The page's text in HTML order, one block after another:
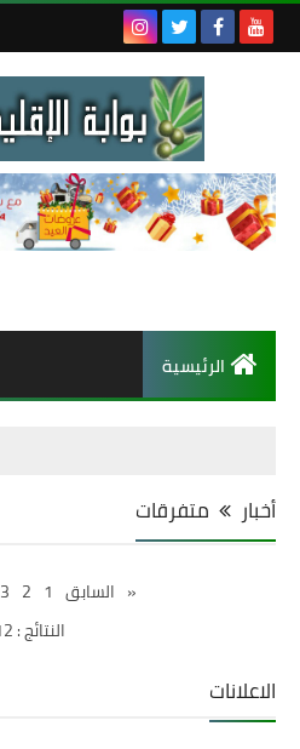
الرئيسية
متفرقات أخبار
« السابق 1
2
3
النتائج : 12
الاعلانات